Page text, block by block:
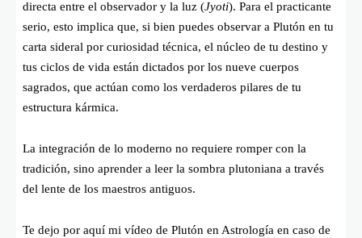
directa entre el observador y la luz (Jyoti). Para el practicante
serio, esto implica que, si bien puedes observar a Plutón en tu
carta sideral por curiosidad técnica, el núcleo de tu destino y
tus ciclos de vida están dictados por los nueve cuerpos
sagrados, que actúan como los verdaderos pilares de tu
estructura kármica.
La integración de lo moderno no requiere romper con la
tradición, sino aprender a leer la sombra plutoniana a través
del lente de los maestros antiguos.
Te dejo por aquí mi vídeo de Plutón en Astrología en caso de